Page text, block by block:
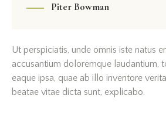
Piter Bowman
Ut perspiciatis, unde omnis iste natus
accusantium doloremque laudantium,
eaque ipsa, quae ab illo inventore
beatae vitae dicta sunt, explicabo.